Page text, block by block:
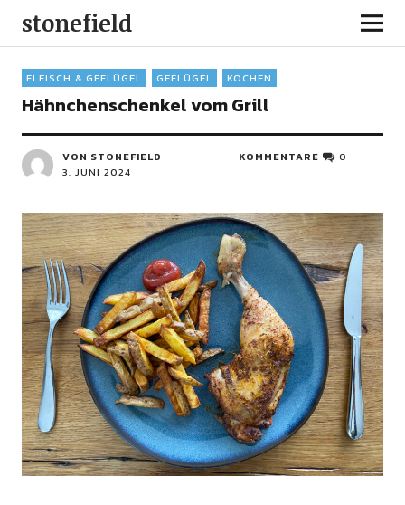
stonefield
FLEISCH & GEFLÜGEL GEFLÜGEL KOCHEN
Hähnchenschenkel vom Grill
VON STONEFIELD
3. JUNI 2024
KOMMENTARE 0